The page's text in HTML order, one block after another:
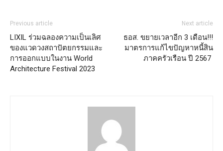
Previous article
LIXIL ร่วมฉลองความเป็นเลิศ
ของแวดวงสถาปัตยกรรมและ
การออกแบบในงาน World
Architecture Festival 2023
Next article
ธอส. ขยายเวลาอีก 3 เดือน!!!
มาตรการแก้ไขปัญหาหนี้สิน
ภาคครัวเรือน ปี 2567